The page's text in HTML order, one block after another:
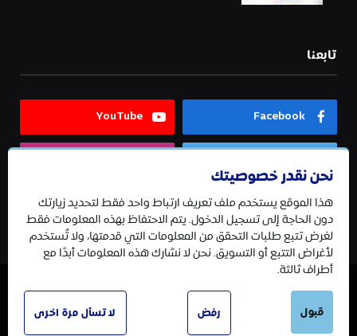
تابعنا
Facebook
YouTube
Telegram
نحن نقدر خصوصيتك
هذا الموقع يستخدم ملف تعريف ارتباط واحد فقط لتحديد زيارتك
دون الحاجة إلى تسجيل الدخول. يتم الاحتفاظ بهذه المعلومات فقط
لغرض تتبع طلبات التحقق من المعلومات التي قدمتها، ولا تُستخدم
لأغراض التتبع أو التسويق. نحن لا نشارك هذه المعلومات أبدًا مع
أطراف ثالثة.
قبول رفض لا تسأل مرة اخرى